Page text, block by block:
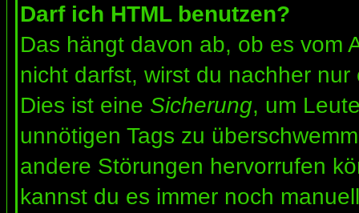
Darf ich HTML benutzen?
Das hängt davon ab, ob es vom
nicht darfst, wirst du nachher
Dies ist eine Sicherung, um
unnötigen Tags zu
andere Störungen hervorrufen
kannst du es immer noch